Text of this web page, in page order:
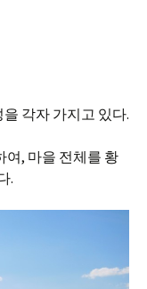
각자 가지고 있다.
여, 마을 전체를 황
.